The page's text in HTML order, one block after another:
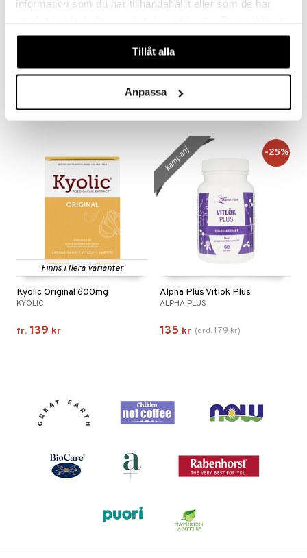
information som du har tillhandahållit eller som de har
våra cookies vid fortsatt användande av vår webbplats.
Tillåt alla
Anpassa
SKIP SIMPLUS
kr
Finns i flera varianter
Kyolic Original 600mg
KYOLIC
fr. 139 kr
Alpha Plus Vitlök Plus
ALPHA PLUS
135 kr (ord.179 kr)
kampanj -25%